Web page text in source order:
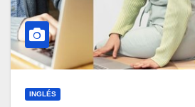
INGLÉS